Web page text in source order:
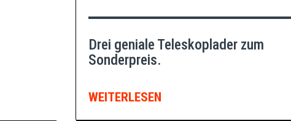
Drei geniale Teleskoplader zum
Sonderpreis.
WEITERLESEN